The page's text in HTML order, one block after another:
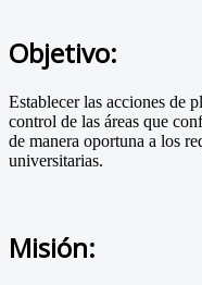
Objetivo:
Establecer las acciones de
control de las áreas que
de manera oportuna a los
universitarias.
Misión: